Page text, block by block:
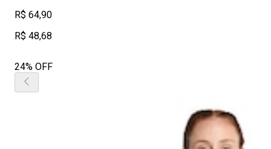
R$ 64,90
R$ 48,68
24% OFF